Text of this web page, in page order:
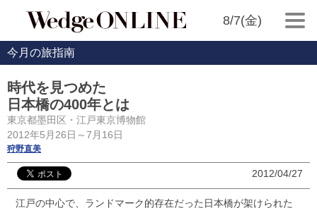
8/7(金)
今月の旅指南
時代を見つめた
日本橋の400年とは
東京都墨田区・江戸東京博物館
2012年5月26日～7月16日
狩野直美
2012/04/27
江戸の中心で、ランドマーク的存在だった日本橋が架けられた